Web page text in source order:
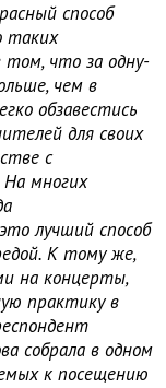
способ
таких
что за одну-
чем в
обзавестись
для своих
с
многих
лучший способ
К тому же,
на концерты,
практику в
собрала в одном
к посещению